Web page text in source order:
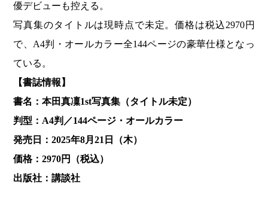
優デビューも控える。
写真集のタイトルは現時点で未定。価格は税込2970円
で、A4判・オールカラー全144ページの豪華仕様となっ
ている。
【書誌情報】
書名：本田真凜1st写真集（タイトル未定）
判型：A4判／144ページ・オールカラー
発売日：2025年8月21日（木）
価格：2970円（税込）
出版社：講談社